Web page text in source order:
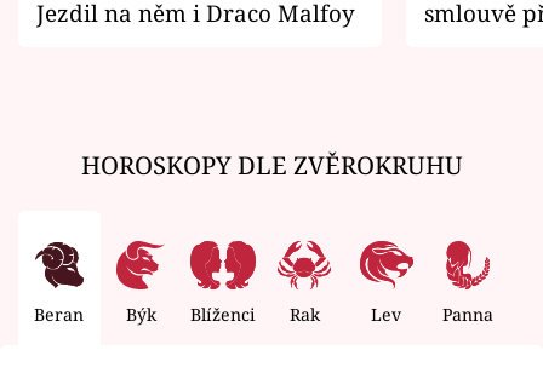
Jezdil na něm i Draco Malfoy
smlouvě
HOROSKOPY DLE ZVĚROKRUHU
Beran Býk Blíženci Rak Lev Panna